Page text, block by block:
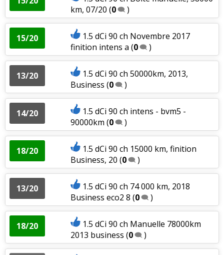
km, 07/20 (0 )
15/20
1.5 dCi 90 ch Novembre 2017
finition intens a (0 )
13/20
1.5 dCi 90 ch 50000km, 2013,
Business (0 )
14/20
1.5 dCi 90 ch intens - bvm5 -
90000km (0 )
18/20
1.5 dCi 90 ch 15000 km, finition
Business, 20 (0 )
13/20
1.5 dCi 90 ch 74 000 km, 2018
Business eco2 8 (0 )
18/20
1.5 dCi 90 ch Manuelle 78000km
2013 business (0 )